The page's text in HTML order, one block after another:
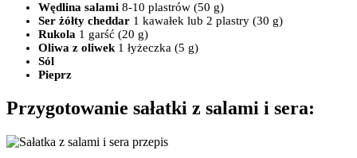
Wędlina salami 8-10 plastrów (50 g)
Ser żółty cheddar 1 kawałek lub 2 plastry (30 g)
Rukola 1 garść (20 g)
Oliwa z oliwek1 łyżeczka (5 g)
Sól
Pieprz
Przygotowanie sałatki z salami i sera: